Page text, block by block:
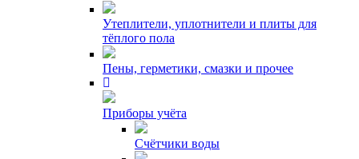
Утеплители, уплотнители и плиты для
тёплого пола
Пены, герметики, смазки и прочее
Приборы учёта
Счётчики воды